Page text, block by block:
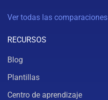
Ver todas las comparaciones
RECURSOS
Blog
Plantillas
Centro de aprendizaje